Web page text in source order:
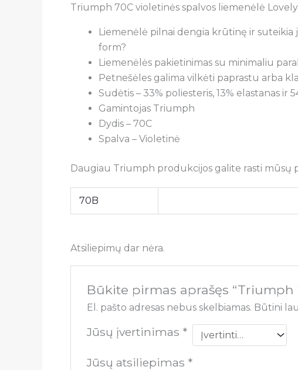
Triumph 70C violetinės spalvos liemenėlė
Liemenėlė pilnai dengia krūtinę ir suteikia
form?
Liemenėlės pakietinimas su minimaliu
Petnešėles galima vilkėti paprastu arba
Sudėtis – 33% poliesteris, 13% elastanas ir
Gamintojas Triumph
Dydis – 70C
Spalva – Violetinė
Daugiau Triumph produkcijos galite rasti mūsų
70B
Atsiliepimų dar nėra.
Būkite pirmas aprašęs
El. pašto adresas nebus skelbiamas. Būtini
Jūsų įvertinimas *
Jūsų atsiliepimas *